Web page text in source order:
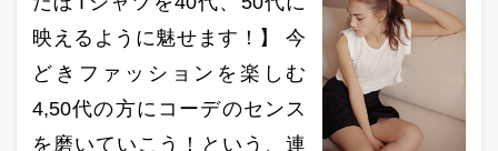
映えるように魅せます！】 今
どきファッションを楽しむ
4,50代の方にコーデのセンス
を磨いていこう！という、連